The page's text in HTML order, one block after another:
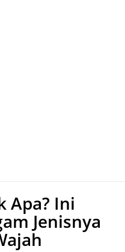
Apa? Ini
Jenisnya